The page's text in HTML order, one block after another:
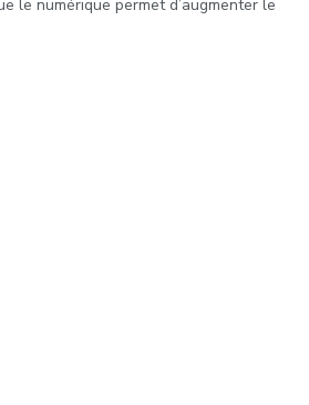
le numérique permet d’augmenter le